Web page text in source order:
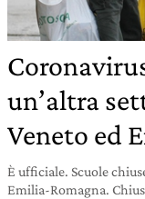
un’altra
Veneto ed
È ufficiale. Scuole
Emilia-Romagna.